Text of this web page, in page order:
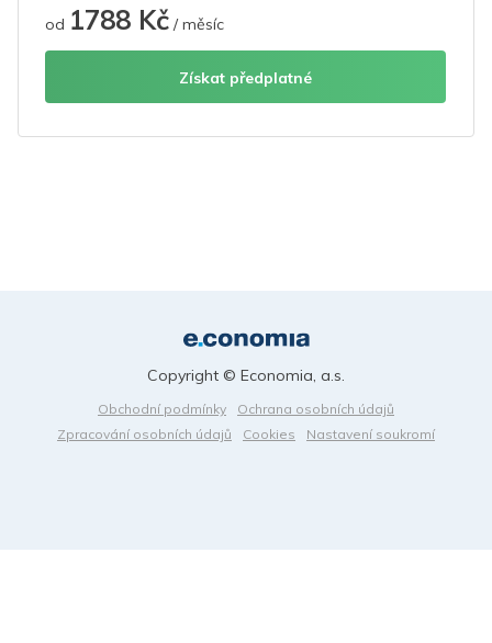
od 1788 Kč / měsíc
Získat předplatné
Obchodní podmínky
Ochrana osobních údajů
Zpracování osobních údajů
Cookies Nastavení soukromí
Copyright © Economia, a.s.